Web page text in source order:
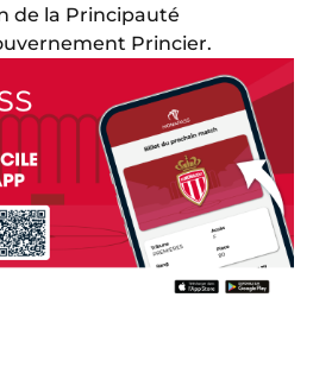
de la Principauté
Princier.